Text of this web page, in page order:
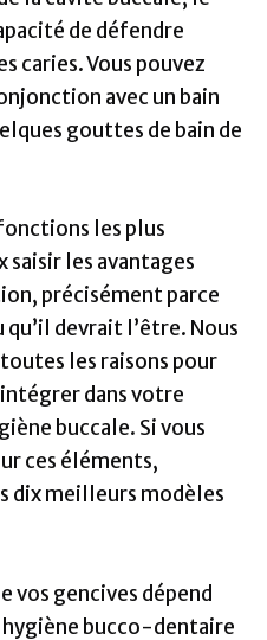
de défendre
caries. Vous pouvez
avec un bain
gouttes de bain de
les plus
saisir les avantages
précisément parce
qu’il devrait l’être. Nous
les raisons pour
dans votre
buccale. Si vous
ces éléments,
dix meilleurs modèles
vos gencives dépend
hygiène bucco-dentaire